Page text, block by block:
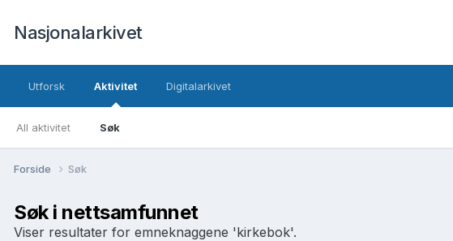
Nasjonalarkivet
Utforsk Aktivitet
All aktivitet Søk
Digitalarkivet
Forside Søk
Søk i nettsamfunnet
Viser resultater for emneknaggene 'kirkebok'.